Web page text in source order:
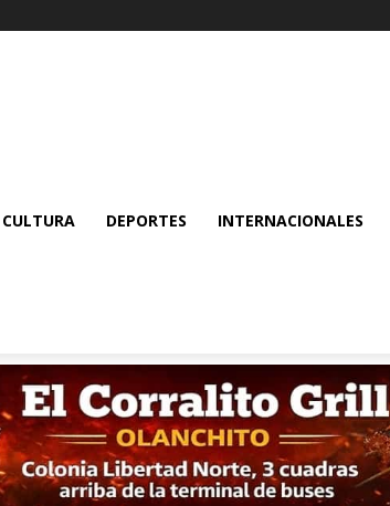
CULTURA DEPORTES INTERNACIONALES